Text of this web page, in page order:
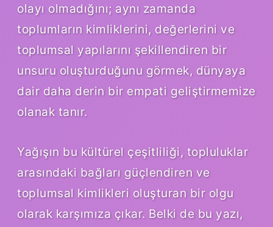
olayı olmadığını; aynı zamanda
toplumların kimliklerini, değerlerini ve
toplumsal yapılarını şekillendiren bir
unsuru oluşturduğunu görmek, dünyaya
dair daha derin bir empati geliştirmemize
olanak tanır.
Yağışın bu kültürel çeşitliliği, topluluklar
arasındaki bağları güçlendiren ve
toplumsal kimlikleri oluşturan bir olgu
olarak karşımıza çıkar. Belki de bu yazı,